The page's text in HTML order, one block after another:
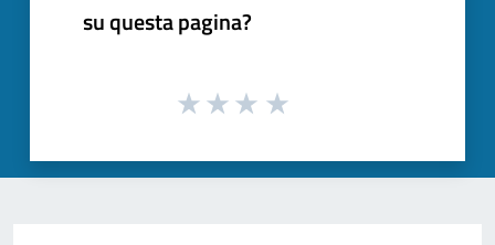
su questa pagina?